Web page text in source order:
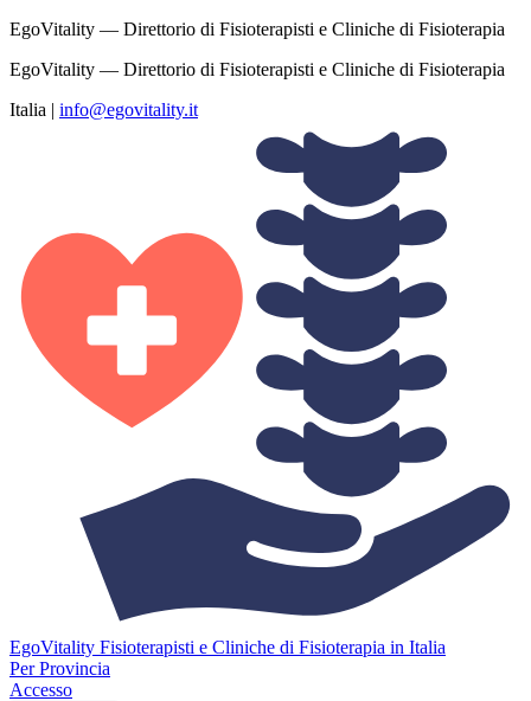
EgoVitality — Direttorio di Fisioterapisti e Cliniche di Fisioterapia
EgoVitality — Direttorio di Fisioterapisti e Cliniche di Fisioterapia
Italia | info@egovitality.it
EgoVitality Fisioterapisti e Cliniche di Fisioterapia in Italia
Per Provincia
Accesso